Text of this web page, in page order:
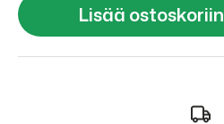
Lisää ostoskoriin